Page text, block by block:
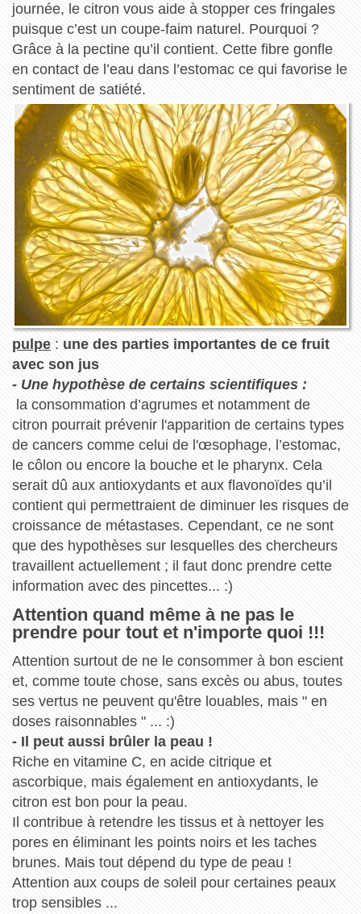
journée, le citron vous aide à stopper ces fringales
puisque c’est un coupe-faim naturel. Pourquoi ?
Grâce à la pectine qu’il contient. Cette fibre gonfle
en contact de l’eau dans l’estomac ce qui favorise le
sentiment de satiété.
pulpe: une des parties importantes de ce fruit
avec son jus
- Une hypothèse de certains scientifiques :
la consommation d’agrumes et notamment de
citron pourrait prévenir l'apparition de certains types
de cancers comme celui de l'œsophage, l’estomac,
le côlon ou encore la bouche et le pharynx. Cela
serait dû aux antioxydants et aux flavonoïdes qu’il
contient qui permettraient de diminuer les risques de
croissance de métastases. Cependant, ce ne sont
que des hypothèses sur lesquelles des chercheurs
travaillent actuellement ; il faut donc prendre cette
information avec des pincettes... :)
Attention quand même à ne pas le
prendre pour tout et n'importe quoi !!!
Attention surtout de ne le consommer à bon escient
et, comme toute chose, sans excès ou abus, toutes
ses vertus ne peuvent qu'être louables, mais " en
doses raisonnables " ... :)
- Il peut aussi brûler la peau !
Riche en vitamine C, en acide citrique et
ascorbique, mais également en antioxydants, le
citron est bon pour la peau.
Il contribue à retendre les tissus et à nettoyer les
pores en éliminant les points noirs et les taches
brunes. Mais tout dépend du type de peau !
Attention aux coups de soleil pour certaines peaux
trop sensibles ...